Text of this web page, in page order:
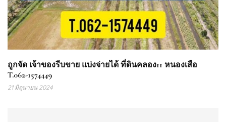
ถูกจัด เจ้าของรีบขาย แบ่งจ่ายได้ ที่ดินคลอง11 หนองเสือ
T.062-1574449
21 มิถุนายน 2024